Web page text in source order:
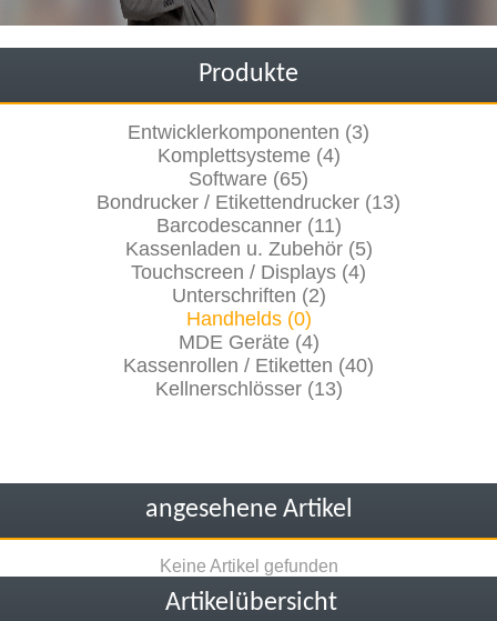
Produkte
Entwicklerkomponenten (3)
Komplettsysteme (4)
Software (65)
Bondrucker / Etikettendrucker (13)
Barcodescanner (11)
Kassenladen u. Zubehör (5)
Touchscreen / Displays (4)
Unterschriften (2)
Handhelds (0)
MDE Geräte (4)
Kassenrollen / Etiketten (40)
Kellnerschlösser (13)
angesehene Artikel
Keine Artikel gefunden
Artikelübersicht